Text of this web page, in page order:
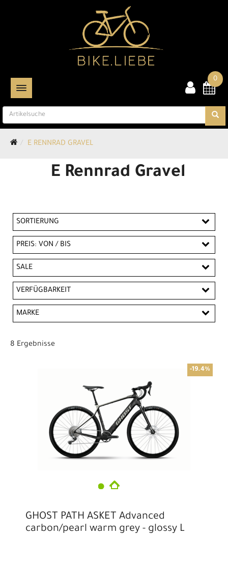
TOGGLE NAVIGATION
0
E RENNRAD GRAVEL
E Rennrad Gravel
SORTIERUNG
PREIS: VON / BIS
EUR
SALE
SALE
VERFÜGBARKEIT
MARKE
8 Ergebnisse
-19.4%
GHOST PATH ASKET Advanced
carbon/pearl warm grey - glossy L